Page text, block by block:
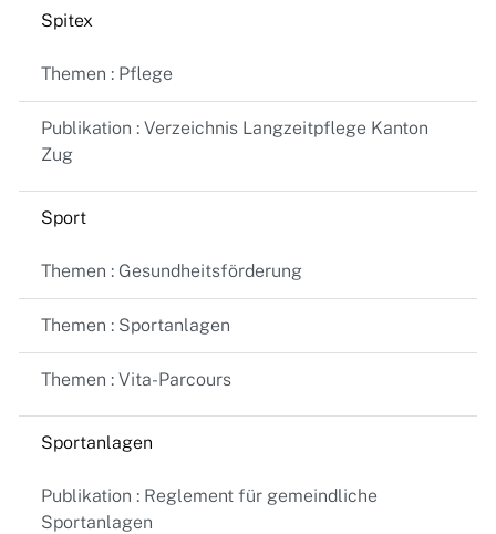
Spitex
Themen : Pflege
Publikation : Verzeichnis Langzeitpflege Kanton
Zug
Sport
Themen : Gesundheitsförderung
Themen : Sportanlagen
Themen : Vita-Parcours
Sportanlagen
Publikation : Reglement für gemeindliche
Sportanlagen